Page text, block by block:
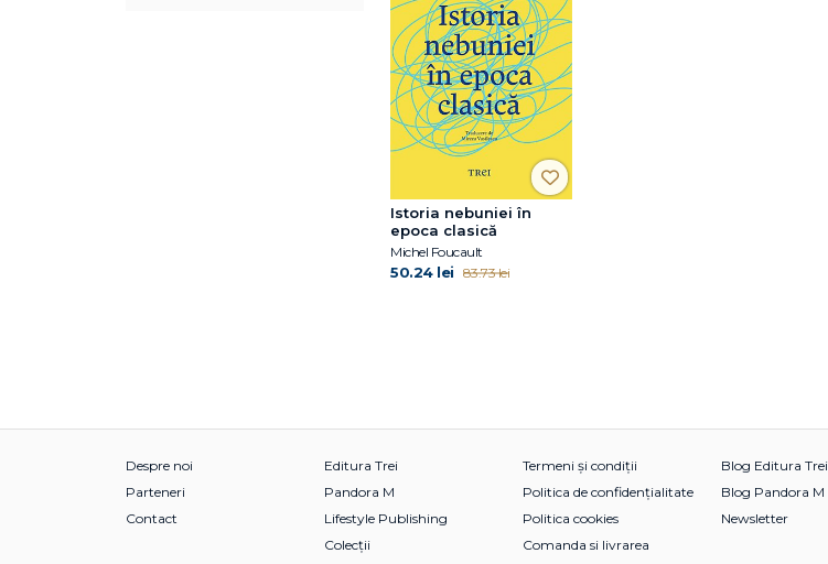
Istoria nebuniei în
epoca clasică
Michel Foucault
50.24 lei 83.73 lei
Despre noi
Parteneri
Contact
Editura Trei
Pandora M
Lifestyle Publishing
Colecții
Termeni și condiții
Politica de confidențialitate
Politica cookies
Comanda si livrarea
Blog Editura Trei
Blog Pandora M
Newsletter